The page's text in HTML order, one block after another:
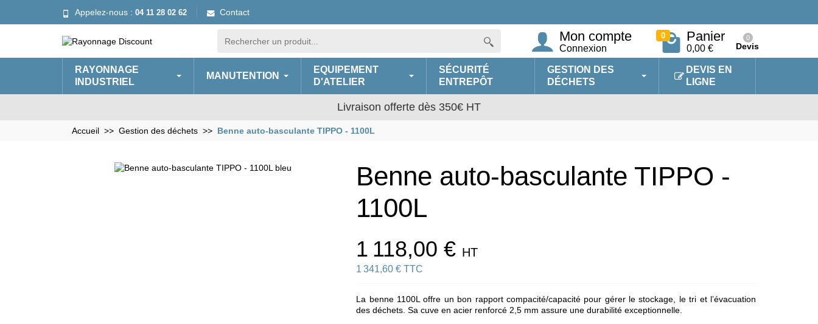
Appelez-nous : 04 11 28 02 62 Contact
Mon compte
Connexion
0 Panier
0,00 € Devis
0
RAYONNAGE
INDUSTRIEL
MANUTENTION
EQUIPEMENT
D'ATELIER
SÉCURITÉ
ENTREPÔT
GESTION DES
DÉCHETS
DEVIS EN
LIGNE
Livraison offerte dès 350€ HT
Accueil Gestion des déchets Benne auto-basculante TIPPO - 1100L
Benne auto-basculante TIPPO -
1100L
1 118,00 € HT
1 341,60 € TTC
La benne 1100L offre un bon rapport compacité/capacité pour gérer le stockage, le tri et l’évacuation
des déchets. Sa cuve en acier renforcé 2,5 mm assure une durabilité exceptionnelle.